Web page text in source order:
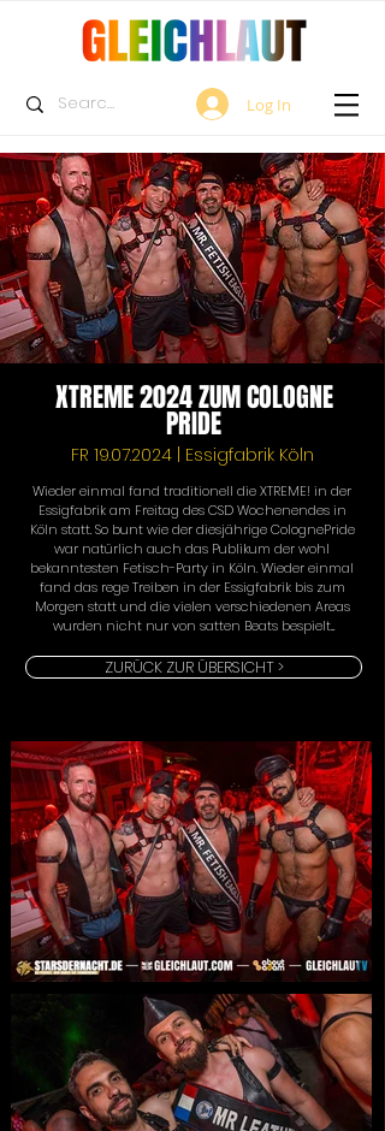
Log In
XTREME 2024 ZUM COLOGNE
PRIDE
FR 19.07.2024 | Essigfabrik Köln
Wieder einmal fand traditionell die XTREME! in der
Essigfabrik am Freitag des CSD Wochenendes in
Köln statt. So bunt wie der diesjährige ColognePride
war natürlich auch das Publikum der wohl
bekanntesten Fetisch-Party in Köln. Wieder einmal
fand das rege Treiben in der Essigfabrik bis zum
Morgen statt und die vielen verschiedenen Areas
wurden nicht nur von satten Beats bespielt...
ZURÜCK ZUR ÜBERSICHT >